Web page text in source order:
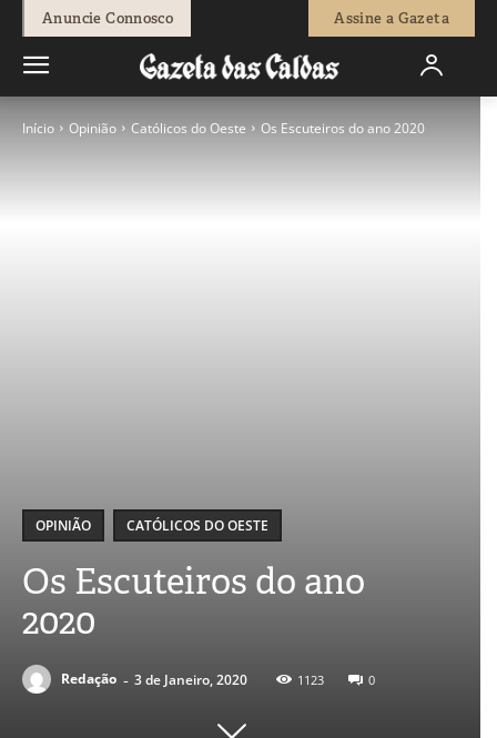
Anuncie Connosco Assine a Gazeta
Início Opinião Católicos do Oeste Os Escuteiros do ano 2020
OPINIÃO CATÓLICOS DO OESTE
Os Escuteiros do ano
2020
Redação - 3 de Janeiro, 2020 1123 0